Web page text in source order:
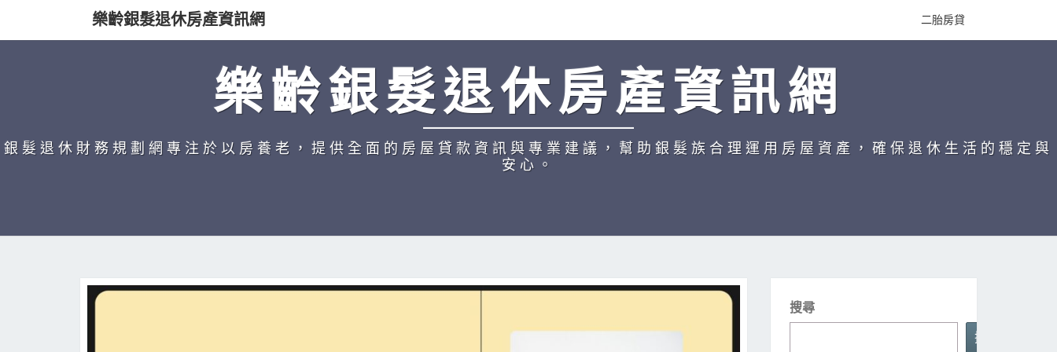
樂齡銀髮退休房產資訊網 二胎房貸
樂齡銀髮退休房產資訊網
銀髮退休財務規劃網專注於以房養老，提供全面的房屋貸款資訊與專業建議，幫助銀髮族合理運用房屋資產，確保退休生活的穩定與
安心。
搜尋
搜